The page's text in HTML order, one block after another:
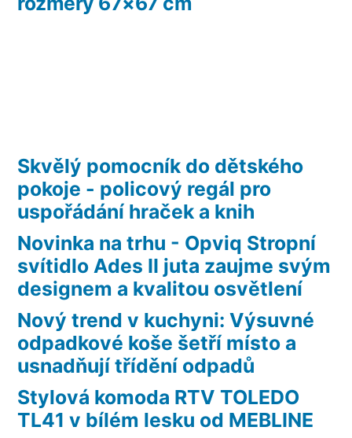
Skvělý pomocník do dětského
pokoje - policový regál pro
uspořádání hraček a knih
Novinka na trhu - Opviq Stropní
svítidlo Ades II juta zaujme svým
designem a kvalitou osvětlení
Nový trend v kuchyni: Výsuvné
odpadkové koše šetří místo a
usnadňují třídění odpadů
Stylová komoda RTV TOLEDO
TL41 v bílém lesku od MEBLINE